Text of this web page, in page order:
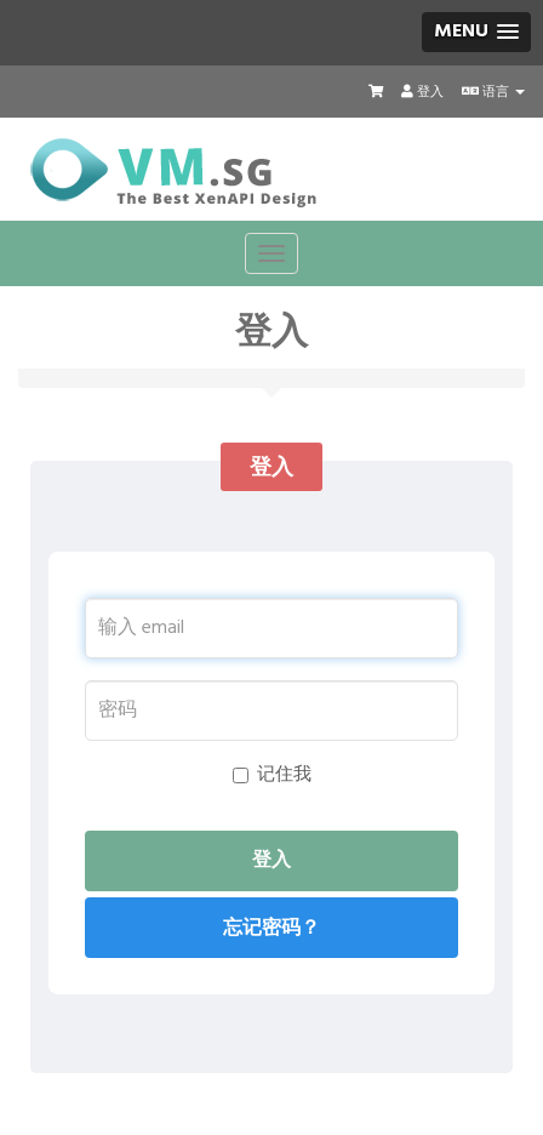
MENU
语言
登入
Toggle
navigation
登入
登入
记住我
忘记密码？